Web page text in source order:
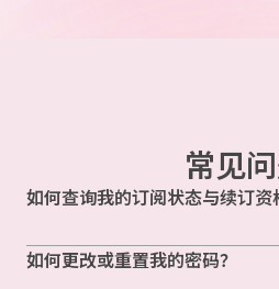
常见
如何查询我的订阅状态与续订资
如何更改或重置我的密码？